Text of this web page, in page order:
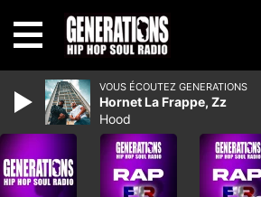
VOUS ÉCOUTEZ GENERATIONS
Hornet La Frappe, Zz
Hood